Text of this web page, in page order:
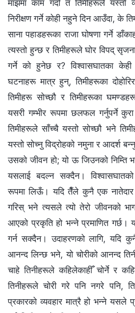
माझमा काम गर्दा त तिमीहरूले यस्तो
निरीक्षण गर्ने कोही नहुने दिन आउँदा, के
साना पहाडहरूका राजा घोषणा गर्ने
त्यस्तो हुन्छ र तिमीहरूले घोर विपद्
गर्ने को हुनेछ र? विश्‍वासघातका केही
घटनाहरू मात्र हुन्, तिमीहरूका
तिमीहरू सोच्छौ र तिमीहरूका
यसरी गम्भीर रूपमा छलफल गर्नुपर्ने
तिमीहरूले साँच्चै यस्तो सोच्छौ भने
यस्तो सोच्‍नु विद्रोहको नमुना र आदर्श
उसको जीवन हो; यो ऊ जिउनको निम्ति
यसलाई बदल्न सक्दैन।
रूपमा लिऊँ। यदि तैँले कुनै एक नातेदार
गरिस् भने त्यसले त्यो तेरो जीवनको
आएको प्रकृति हो भन्‍ने प्रमाणित गर्छ।
गर्न सक्दैन। उदाहरणको लागि, यदि
आनन्द लिन्छ भने, यो चोरीको आनन्द
चाहे तिनीहरूले कहिलेकाहीँ चोर्ने र
तिनीहरूले चोरी गरे पनि नगरे पनि,
प्रकारको व्यवहार मात्रै हो भन्‍ने यसले